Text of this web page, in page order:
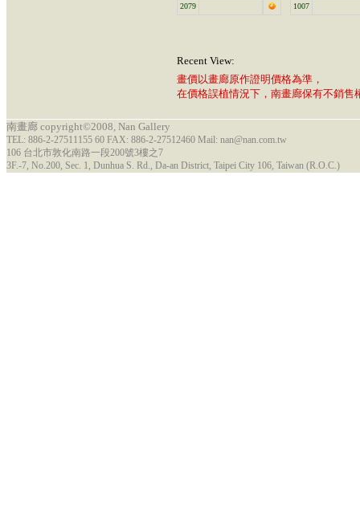
2079 1007
Recent View:
畫價以畫廊原作證明價格為準，
在價格誤植情況下，南畫廊保有不銷售
南畫廊 copyright©2008, Nan Gallery
TEL: 886-2-27511155 60 FAX: 886-2-27512460 Mail: nan@nan.com.tw
106 台北市敦化南路一段200號3樓之7
3F.-7, No.200, Sec. 1, Dunhua S. Rd., Da-an District, Taipei City 106, Taiwan (R.O.C.)